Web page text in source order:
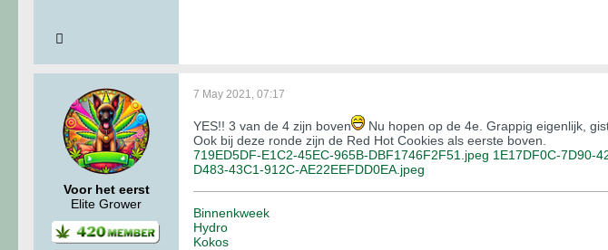
Voor het eerst
Elite Grower
7 May 2021, 07:17
YES!! 3 van de 4 zijn boven
Nu hopen op de 4e. Grappig eigenlijk,
Ook bij deze ronde zijn de Red Hot Cookies als eerste boven.
719ED5DF-E1C2-45EC-965B-DBF1746F2F51.jpeg 1E17DF0C-7D90-
D483-43C1-912C-AE22EEFDD0EA.jpeg
Binnenkweek
Hydro
Kokos